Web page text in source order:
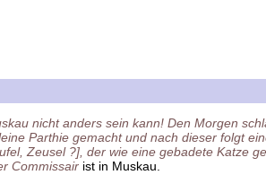
nicht anders sein kann! Den Morgen
Parthie gemacht und nach dieser folgt
Zeusel ?], der wie eine gebadete Katze
Commissair ist in Muskau.